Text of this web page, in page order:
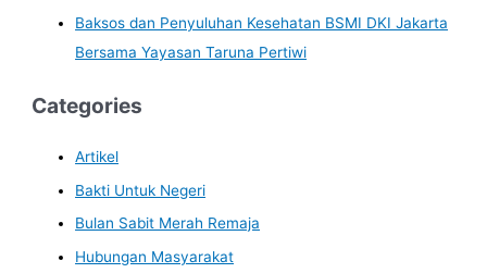
Baksos dan Penyuluhan Kesehatan BSMI DKI Jakarta
Bersama Yayasan Taruna Pertiwi
Categories
Artikel
Bakti Untuk Negeri
Bulan Sabit Merah Remaja
Hubungan Masyarakat